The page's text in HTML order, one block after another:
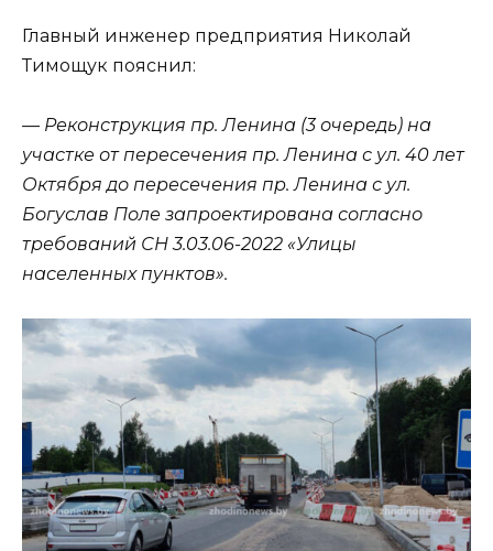
Главный инженер предприятия Николай
Тимощук пояснил:
— Реконструкция пр. Ленина (3 очередь) на
участке от пересечения пр. Ленина с ул. 40 лет
Октября до пересечения пр. Ленина с ул.
Богуслав Поле запроектирована согласно
требований СН 3.03.06-2022 «Улицы
населенных пунктов».